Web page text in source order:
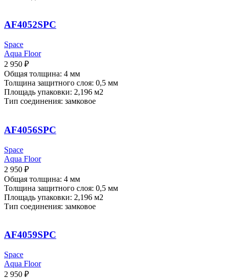
AF4052SPC
Space
Aqua Floor
2 950 ₽
Общая толщина: 4 мм
Толщина защитного слоя: 0,5 мм
Площадь упаковки: 2,196 м2
Тип соединения: замковое
AF4056SPC
Space
Aqua Floor
2 950 ₽
Общая толщина: 4 мм
Толщина защитного слоя: 0,5 мм
Площадь упаковки: 2,196 м2
Тип соединения: замковое
AF4059SPC
Space
Aqua Floor
2 950 ₽